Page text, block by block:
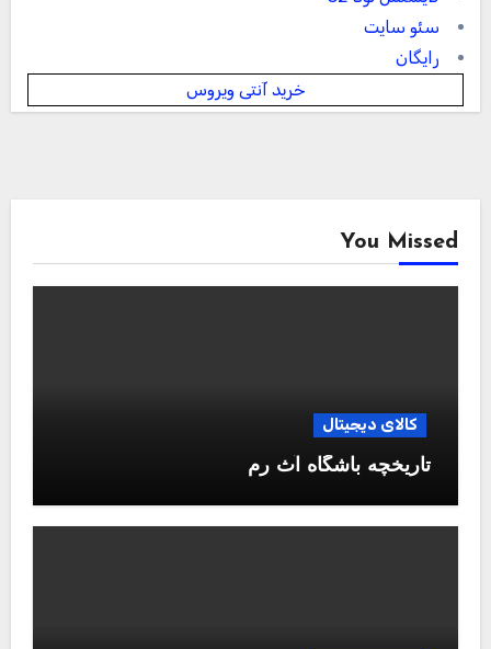
سئو سایت
رایگان
خرید آنتی ویروس
You Missed
کالای دیجیتال
تاریخچه باشگاه آث رم